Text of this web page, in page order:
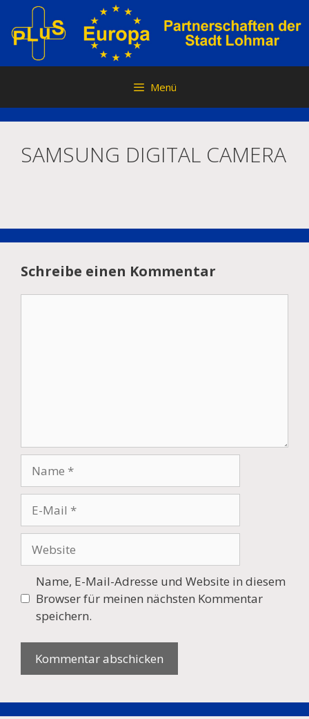
Inhalt
springen
Menü
SAMSUNG DIGITAL CAMERA
Schreibe einen Kommentar
Mail
Name, E-Mail-Adresse und Website in diesem
Browser für meinen nächsten Kommentar
speichern.